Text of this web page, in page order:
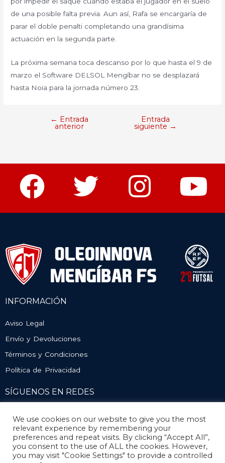
de una posible falta previa. Aun así, Rafa se encargaría de
parar el doble penalti completando una grandísima
actuación en la segunda parte.
La próxima semana toca descanso por lo que hasta el 9 de
marzo el Software DELSOL Mengíbar no se desplazará
hasta Noia para la jornada número 23.
← Entrada
anterior
Entrada
siguiente →
INFORMACIÓN
Aviso Legal
Envío y Devoluciones
Términos y Condiciones
Política de Privacidad
SÍGUENOS EN REDES
We use cookies on our website to give you the most
relevant experience by remembering your
preferences and repeat visits. By clicking “Accept All”,
you consent to the use of ALL the cookies. However,
you may visit "Cookie Settings" to provide a controlled